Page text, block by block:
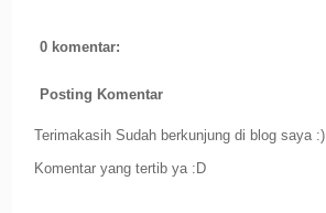
0 komentar:
Posting Komentar
Terimakasih Sudah berkunjung di blog saya :)
Komentar yang tertib ya :D